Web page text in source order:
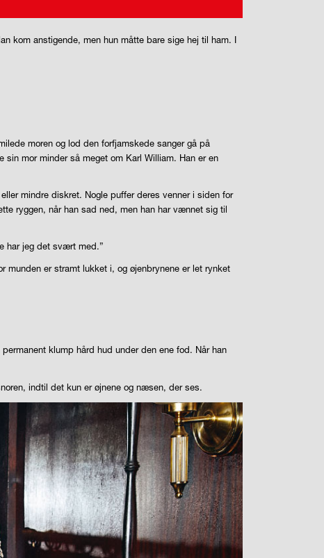
kom anstigende, men hun måtte bare sige hej til ham. I
moren og lod den forfjamskede sanger gå på
mor minder så meget om Karl William. Han er en
mindre diskret. Nogle puffer deres venner i siden for
ryggen, når han sad ned, men han har vænnet sig til
har jeg det svært med.”
munden er stramt lukket i, og øjenbrynene er let rynket
klump hård hud under den ene fod. Når han
indtil det kun er øjnene og næsen, der ses.